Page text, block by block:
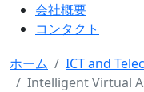
会社概要
コンタクト
ホーム
ICT and
Intelligent Virtual